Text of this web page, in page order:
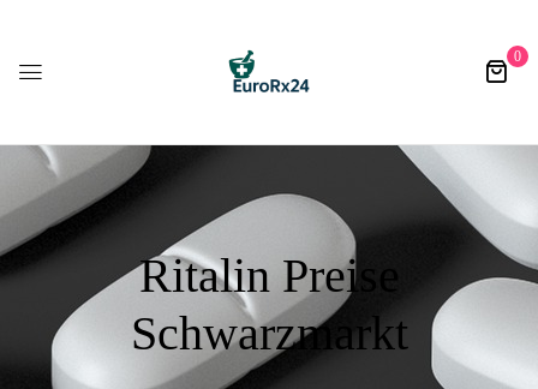
0
Ritalin Preise
Schwarzmarkt